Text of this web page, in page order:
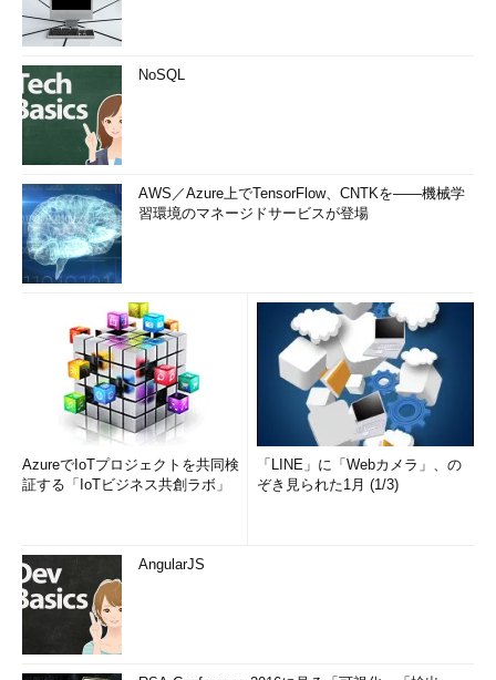
NoSQL
AWS／Azure上でTensorFlow、CNTKを――機械学
習環境のマネージドサービスが登場
AzureでIoTプロジェクトを共同検
証する「IoTビジネス共創ラボ」
「LINE」に「Webカメラ」、の
ぞき見られた1月 (1/3)
AngularJS